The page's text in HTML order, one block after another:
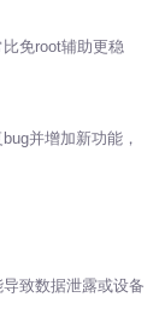
免root辅助更稳
并增加新功能，
致数据泄露或设备